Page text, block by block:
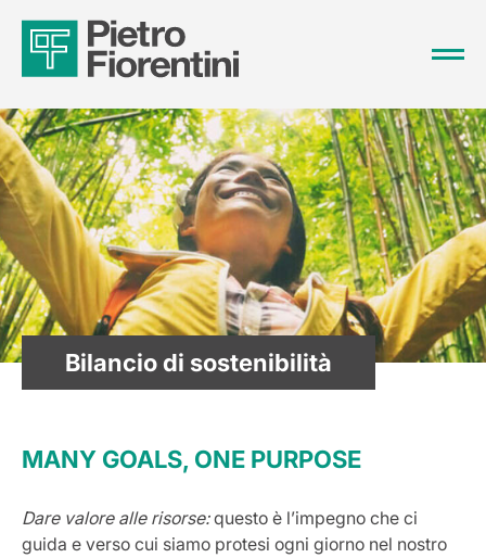
Bilancio di sostenibilità
MANY GOALS, ONE PURPOSE
Dare valore alle risorse:questo è l’impegno che ci
guida e verso cui siamo protesi ogni giorno nel nostro